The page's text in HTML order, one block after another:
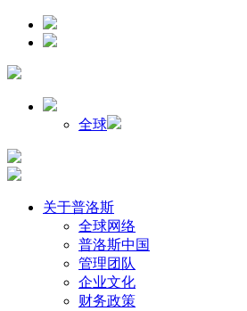
全球
关于普洛斯
全球网络
普洛斯中国
管理团队
企业文化
财务政策